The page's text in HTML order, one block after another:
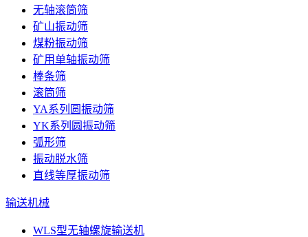
无轴滚筒筛
矿山振动筛
煤粉振动筛
矿用单轴振动筛
棒条筛
滚筒筛
YA系列圆振动筛
YK系列圆振动筛
弧形筛
振动脱水筛
直线等厚振动筛
输送机械
WLS型无轴螺旋输送机